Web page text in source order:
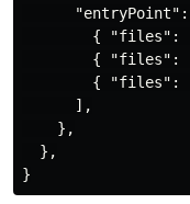
"entryPoint" :
{
"files" :
{
"files" :
{
"files" :
],
},
},
}